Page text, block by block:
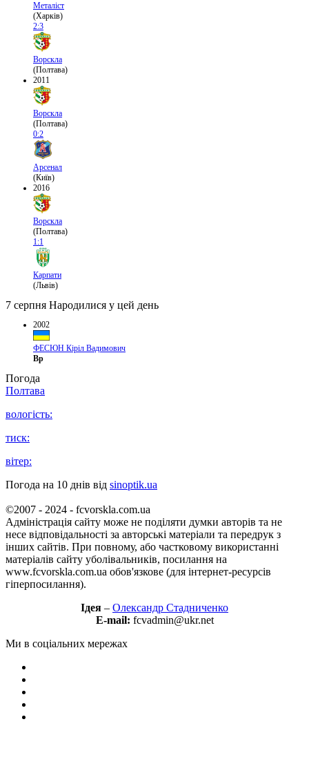
Металіст
(Харків)
2:3
Ворскла
(Полтава)
2011
Ворскла
(Полтава)
0:2
Арсенал
(Київ)
2016
Ворскла
(Полтава)
1:1
Карпати
(Львів)
7 серпня Народилися у цей день
2002
ФЕСЮН Кіріл Вадимович
Вр
Погода
Полтава
вологість:
тиск:
вітер:
Погода на 10 днів від sinoptik.ua
©2007 - 2024 - fcvorskla.com.ua
Адміністрація сайту може не поділяти думки авторів та не
несе відповідальності за авторські матеріали та передрук з
інших сайтів. При повному, або частковому використанні
матеріалів сайту уболівальників, посилання на
www.fcvorskla.com.ua обов'язкове (для інтернет-ресурсів
гіперпосилання).
Ідея – Олександр Стадниченко
E-mail: fcvadmin@ukr.net
Ми в соціальних мережах